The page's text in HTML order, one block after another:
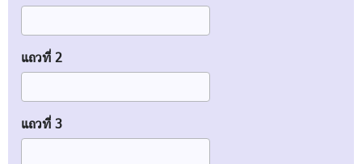
แถวที่ 2
แถวที่ 3